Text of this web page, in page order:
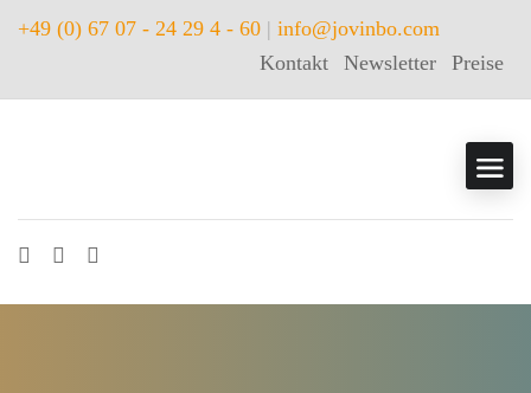
+49 (0) 67 07 - 24 29 4 - 60 | info@jovinbo.com
Kontakt
Newsletter Preise